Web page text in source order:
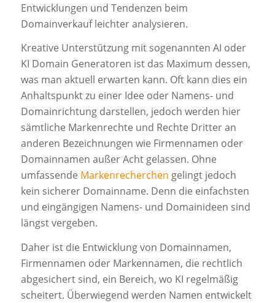
Entwicklungen und Tendenzen beim
Domainverkauf leichter analysieren.
Kreative Unterstützung mit sogenannten AI oder
KI Domain Generatoren ist das Maximum dessen,
was man aktuell erwarten kann. Oft kann dies ein
Anhaltspunkt zu einer Idee oder Namens- und
Domainrichtung darstellen, jedoch werden hier
sämtliche Markenrechte und Rechte Dritter an
anderen Bezeichnungen wie Firmennamen oder
Domainnamen außer Acht gelassen. Ohne
umfassende Markenrecherchen gelingt jedoch
kein sicherer Domainname. Denn die einfachsten
und eingängigen Namens- und Domainideen sind
längst vergeben.
Daher ist die Entwicklung von Domainnamen,
Firmennamen oder Markennamen, die rechtlich
abgesichert sind, ein Bereich, wo KI regelmäßig
scheitert. Überwiegend werden Namen entwickelt